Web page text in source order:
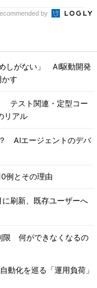
by
しがない」 AI駆動開発
す
テスト関連・定型コー
リアル
AIエージェントのデバ
例とその理由
刷新、既存ユーザーへ
限 何ができなくなるの
化を巡る「運用負荷」